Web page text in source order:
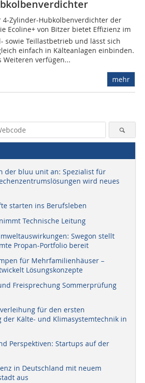
4-Zylinder-Hubkolbenverdichter der
Ecoline+ von Bitzer bietet Effizienz im
sowie Teillastbetrieb und lässt sich
einfach in Kälteanlagen einbinden.
Weiteren verfügen...
mehr
der bluu unit an: Spezialist für
wird neues
starten ins Berufsleben
Technische Leitung
Swegon stellt
Propan-Portfolio bereit
für Mehrfamilienhäuser –
Lösungskonzepte
Freisprechung Sommerprüfung
für den ersten
der Kälte- und Klimasystemtechnik in
Perspektiven: Startups auf der
in Deutschland mit neuem
aus